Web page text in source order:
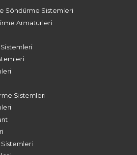
Söndürme Sistemleri
Armatürleri
Sistemleri
Sistemleri